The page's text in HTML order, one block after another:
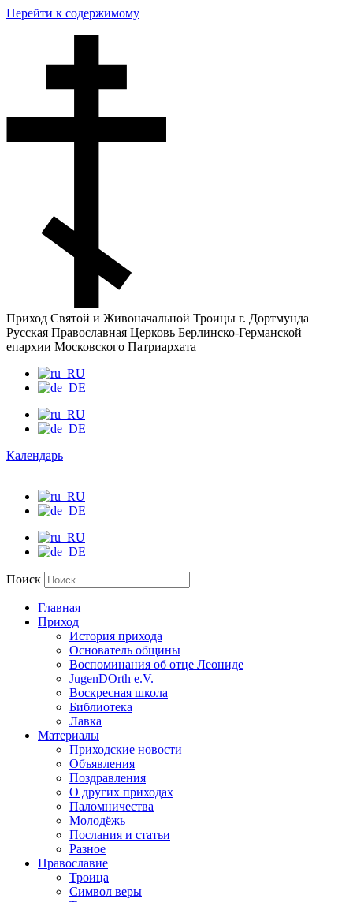
Перейти к содержимому
Приход Святой и Живоначальной Троицы г. Дортмунда
Русская Православная Церковь Берлинско-Германской
епархии Московского Патриархата
Календарь
Поиск
Главная
Приход
История прихода
Основатель общины
Воспоминания об отце Леониде
JugenDOrth e.V.
Воскресная школа
Библиотека
Лавка
Материалы
Приходские новости
Объявления
Поздравления
О других приходах
Паломничества
Молодёжь
Послания и статьи
Разное
Православие
Троица
Символ веры